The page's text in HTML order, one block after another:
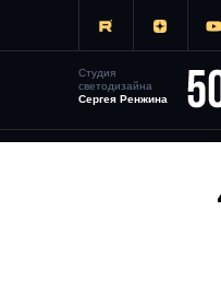
Студия
светодизайна
Сергея Ренжина